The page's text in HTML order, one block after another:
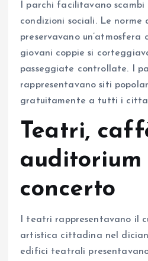
I parchi facilitavano
condizioni sociali. Le norme
preservavano
giovani coppie si
passeggiate controllate. I
rappresentavano siti
gratuitamente a tutti i
Teatri,
auditorium
concerto
I teatri rappresentavano il
artistica cittadina nel
edifici teatrali